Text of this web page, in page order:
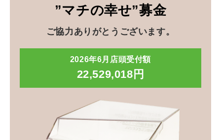
”マチの幸せ”募金
ご協力ありがとうございます。
2026年6月店頭受付額
22,529,018円